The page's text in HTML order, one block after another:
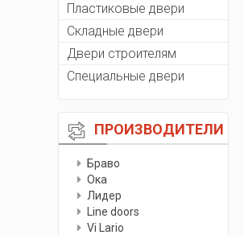
Пластиковые двери
Складные двери
Двери строителям
Специальные двери
ПРОИЗВОДИТЕЛИ
Браво
Ока
Лидер
Line doors
Vi Lario